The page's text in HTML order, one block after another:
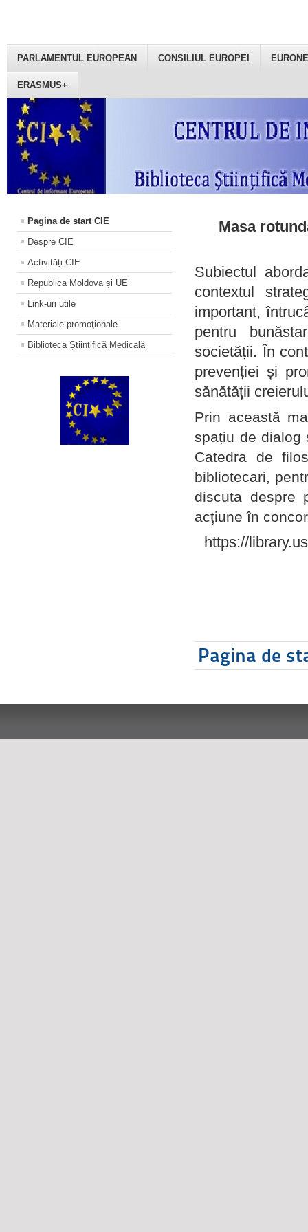
PARLAMENTUL EUROPEAN CONSILIUL EUROPEI
ERASMUS+
Pagina de start CIE
Despre CIE
Activități CIE
Republica Moldova și UE
Link-uri utile
Materiale promoţionale
Biblioteca Științifică Medicală
Masa
Subiectul
contextul
important,
pentru
societății. În
prevenției și
sănătății
Prin această
spațiu de dialog
Catedra de
bibliotecari,
discuta despre
acțiune în
https://
Pagina de